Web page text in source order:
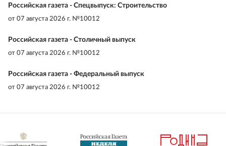
Российская газета - Спецвыпуск: Строительство
от 07 августа 2026 г. №10012
Российская газета - Столичный выпуск
от 07 августа 2026 г. №10012
Российская газета - Федеральный выпуск
от 07 августа 2026 г. №10012